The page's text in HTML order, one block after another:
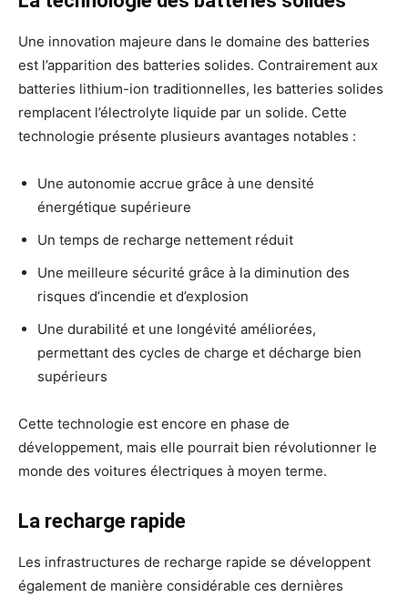
Une innovation majeure dans le domaine des batteries
est l’apparition des batteries solides. Contrairement aux
batteries lithium-ion traditionnelles, les batteries solides
remplacent l’électrolyte liquide par un solide. Cette
technologie présente plusieurs avantages notables :
Une autonomie accrue grâce à une densité
énergétique supérieure
Un temps de recharge nettement réduit
Une meilleure sécurité grâce à la diminution des
risques d’incendie et d’explosion
Une durabilité et une longévité améliorées,
permettant des cycles de charge et décharge bien
supérieurs
Cette technologie est encore en phase de
développement, mais elle pourrait bien révolutionner le
monde des voitures électriques à moyen terme.
La recharge rapide
Les infrastructures de recharge rapide se développent
également de manière considérable ces dernières